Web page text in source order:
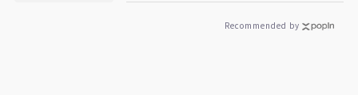
Recommended by